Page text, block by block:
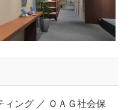
ィング ／ ＯＡＧ社会保